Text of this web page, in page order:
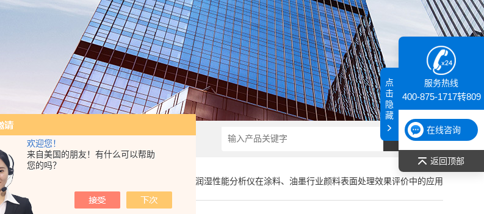
欢迎您！
来自美国的朋友！有什么可以帮助
您的吗？
> 全自动粉末润湿性能分析仪在涂料、油墨行业颜料表面处理效果评价中的应用
服务热线
400-875-1717转809
在线咨询
返回顶部
点
击
隐
藏